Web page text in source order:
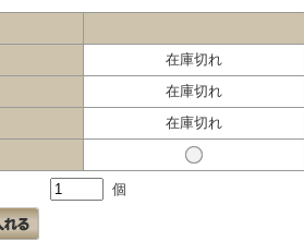
在庫切れ
在庫切れ
在庫切れ
個